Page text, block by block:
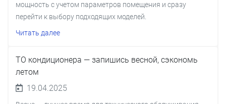
мощность с учетом параметров помещения и сразу
перейти к выбору подходящих моделей.
Читать далее
ТО кондиционера — запишись весной, сэкономь
летом
19.04.2025